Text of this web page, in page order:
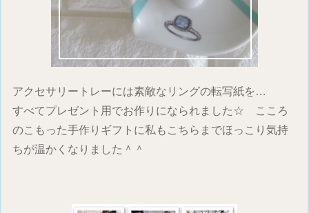
アクセサリートレーには素敵なリングの転写紙を…
すべてプレゼント用でお作りになられました☆ こころ
のこもった手作りギフトに私もこちらまでほっこり気持
ちが温かくなりました＾＾